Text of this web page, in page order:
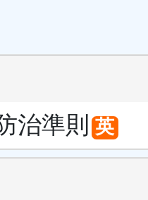
治準則 英